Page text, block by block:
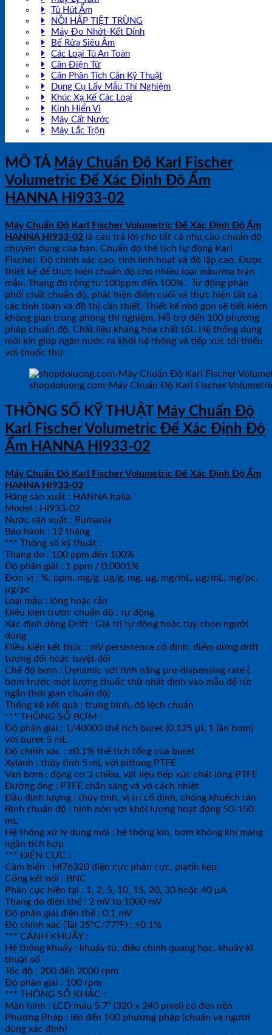
Tủ Hút Ẩm
NỒI HẤP TIỆT TRÙNG
Máy Đo Nhớt-Kết Dính
Bể Rửa Siêu Âm
Các Loại Tủ An Toàn
Cân Điện Tử
Cân Phân Tích Cân Kỹ Thuật
Dụng Cụ Lấy Mẫu Thí Nghiệm
Khúc Xạ Kế Các Loại
Kính Hiển Vi
Máy Cất Nước
Máy Lắc Trộn
MÔ TẢ Máy Chuẩn Độ Karl Fischer
Volumetric Để Xác Định Độ Ẩm
HANNA HI933-02
Máy Chuẩn Độ Karl Fischer Volumetric Để Xác Định Độ Ẩm
HANNA HI933-02 là câu trả lời cho tất cả nhu cầu chuẩn độ
chuyên dụng của bạn. Chuẩn độ thể tích tự động Karl
Fischer. Độ chính xác cao, tính linh hoạt và độ lặp cao. Được
thiết kế để thực hiện chuẩn độ cho nhiều loại mẫu/ma trận
mẫu. Thang đo rộng từ 100ppm đến 100%. Tự động phân
phối chất chuẩn độ, phát hiện điểm cuối và thực hiện tất cả
các tính toán và đồ thị cần thiết. Thiết kế nhỏ gọn sẽ tiết kiệm
không gian trong phòng thí nghiệm. Hỗ trợ đến 100 phương
pháp chuẩn độ. Chất liệu kháng hóa chất tốt. Hệ thống dung
môi kín giúp ngăn nước ra khỏi hệ thống và tiếp xúc tối thiểu
với thuốc thử.
shopdoluong.com-Máy Chuẩn Độ Karl Fischer
THÔNG SỐ KỸ THUẬT
Máy Chuẩn Độ
Karl Fischer Volumetric Để Xác Định Độ
Ẩm HANNA HI933-02
Máy Chuẩn Độ Karl Fischer Volumetric Để Xác Định Độ Ẩm
HANNA HI933-02
Hãng sản xuất : HANNA Italia
Model : HI933-02
Nước sản xuất : Rumania
Bảo hành : 12 tháng
*** Thông số kỹ thuật :
Thang đo : 100 ppm đến 100%
Độ phân giải : 1 ppm / 0.0001%
Đơn vị : %, ppm, mg/g, μg/g, mg, μg, mg/mL, μg/mL, mg/pc,
μg/pc
Loại mẫu : lỏng hoặc rắn
Điều kiện trước chuẩn độ : tự động
Xác định dòng Drift : Giá trị tự động hoặc tùy chọn người
dùng
Điều kiện kết thúc : mV persistence cố định, điểm dừng drift
tương đối hoặc tuyệt đối
Chế độ bơm : Dynamic với tính năng pre-dispensing rate (
bơm trước một lượng thuốc thử nhất định vào mẫu để rút
ngắn thời gian chuẩn độ)
Thống kê kết quả : trung bình, độ lệch chuẩn
*** THÔNG SỐ BƠM :
Độ phân giải : 1/40000 thể tích buret (0.125 μL 1 lần bơm)
với buret 5 mL
Độ chính xác : ±0.1% thể tích tổng của buret
Xylanh : thủy tinh 5 mL với pittong PTFE
Van bơm : động cơ 3 chiều, vật liệu tiếp xúc chất lỏng PTFE
Đường ống : PTFE chắn sáng và vỏ cách nhiệt
Đầu định lượng : thủy tinh, vị trí cố định, chống khuếch tán
Bình chuẩn độ : hình nón với khối lượng hoạt động 50-150
mL
Hệ thống xử lý dung môi : hệ thống kín, bơm không khí màng
ngăn tích hợp
*** ĐIỆN CỰC :
Cảm biến : HI76320 điện cực phân cực, platin kép
Cổng kết nối : BNC
Phân cực hiện tại : 1, 2, 5, 10, 15, 20, 30 hoặc 40 μA
Thang đo điện thế : 2 mV to 1000 mV
Độ phân giải điện thế : 0.1 mV
Độ chính xác (Tại 25ºC/77ºF) : ±0.1%
*** CÁNH KHUẤY :
Hệ thống khuấy : khuấy từ, điều chỉnh quang học, khuấy kĩ
thuật số
Tốc độ : 200 đến 2000 rpm
Độ phân giải : 100 rpm
*** THÔNG SỐ KHÁC :
Màn hình : LCD màu 5.7” (320 x 240 pixel) có đèn nền
Phương Pháp : lên đến 100 phương pháp (chuẩn và người
dùng xác định)